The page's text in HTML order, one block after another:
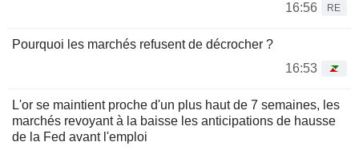
16:56
RE
Pourquoi les marchés refusent de décrocher ?
16:53
L'or se maintient proche d'un plus haut de 7 semaines, les
marchés revoyant à la baisse les anticipations de hausse
de la Fed avant l'emploi